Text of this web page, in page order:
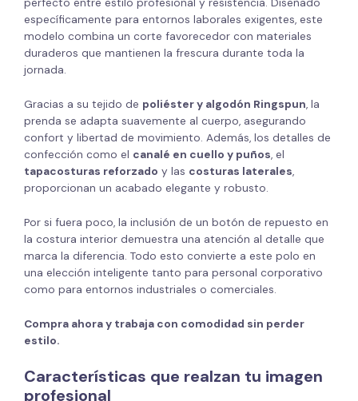
específicamente para entornos laborales exigentes, este
modelo combina un corte favorecedor con materiales
duraderos que mantienen la frescura durante toda la
jornada.
Gracias a su tejido de poliéster y algodón Ringspun, la
prenda se adapta suavemente al cuerpo, asegurando
confort y libertad de movimiento. Además, los detalles de
confección como el canalé en cuello y puños, el
tapacosturas reforzado y las costuras laterales,
proporcionan un acabado elegante y robusto.
Por si fuera poco, la inclusión de un botón de repuesto en
la costura interior demuestra una atención al detalle que
marca la diferencia. Todo esto convierte a este polo en
una elección inteligente tanto para personal corporativo
como para entornos industriales o comerciales.
Compra ahora y trabaja con comodidad sin perder
estilo.
Características que realzan tu imagen
profesional